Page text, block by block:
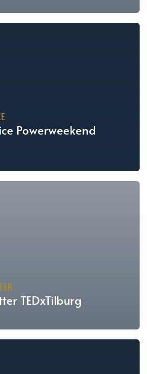
Powerweekend
TEDxTilburg